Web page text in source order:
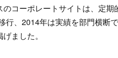
のコーポレートサイトは、定
行、2014年は実績を部門横断
ました。